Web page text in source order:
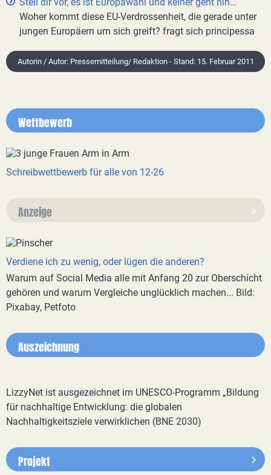
Woher kommt diese EU-Verdrossenheit, die gerade unter
jungen Europäern um sich greift? fragt sich principessa
Autorin / Autor: Pressemitteilung/ Redaktion - Stand: 15. Februar 2011
Wettbewerb
Schreibwettbewerb für alle von 12-26
Anzeige
Verdiene ich zu wenig, oder lügen die anderen?
Warum auf Social Media alle mit Anfang 20 zur Oberschicht
gehören und warum Vergleiche unglücklich machen... Bild:
Pixabay, Petfoto
Auszeichnung
LizzyNet ist ausgezeichnet im UNESCO-Programm „Bildung
für nachhaltige Entwicklung: die globalen
Nachhaltigkeitsziele verwirklichen (BNE 2030)
Projekt